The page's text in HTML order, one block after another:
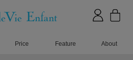
Price Feature About